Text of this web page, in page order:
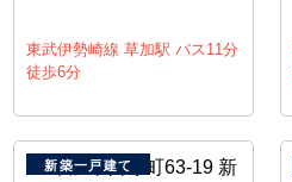
東武伊勢崎線 草加駅 バス11分
徒歩6分
新築一戸建て